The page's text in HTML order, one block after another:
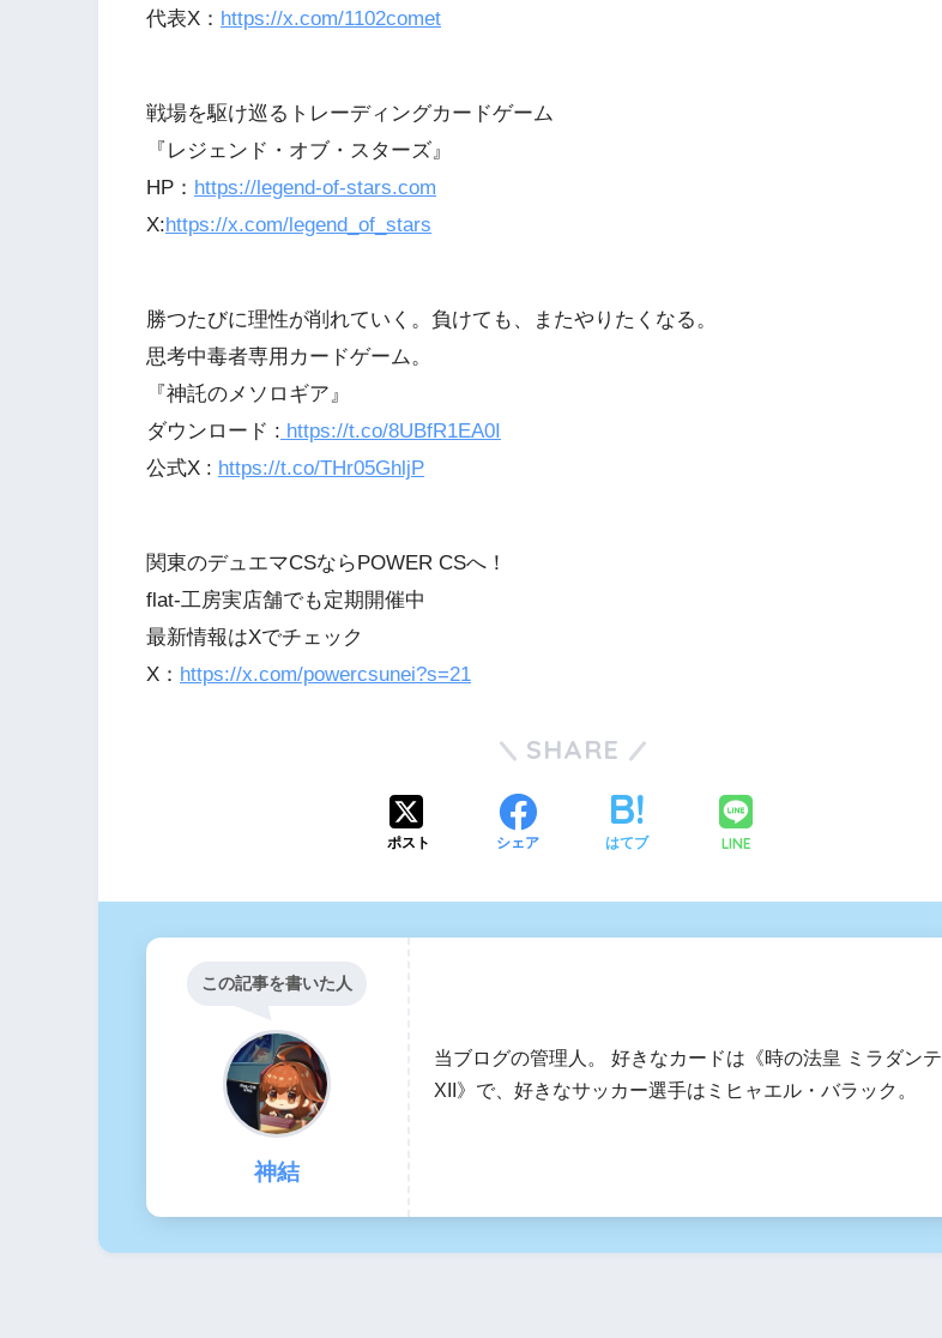
代表X： https://x.com/1102comet
戦場を駆け巡るトレーディングカードゲーム
『レジェンド・オブ・スターズ』
HP： https://legend-of-stars.com
X:https://x.com/legend_of_stars
勝つたびに理性が削れていく。負けても、またやりたくなる。
思考中毒者専用カードゲーム。
『神託のメソロギア』
ダウンロード : https://t.co/8UBfR1EA0I
公式X : https://t.co/THr05GhljP
関東のデュエマCSならPOWER CSへ！
flat-工房実店舗でも定期開催中
最新情報はXでチェック
X： https://x.com/powercsunei?s=21
SHARE
ポスト シェア はてブ LINE
この記事を書いた人
神結
当ブログの管理人。 好きなカードは《時の法皇 ミラダンテ
XII》で、好きなサッカー選手はミヒャエル・バラック。